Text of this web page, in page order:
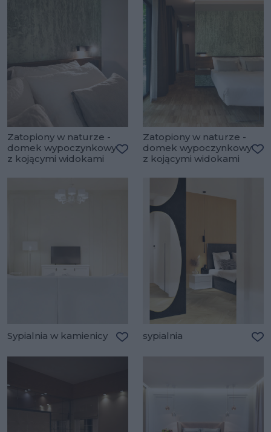
Zatopiony w naturze -
domek wypoczynkowy
z kojącymi widokami
Dodaj do ulubionych
Zatopiony w naturze -
domek wypoczynkowy
z kojącymi widokami
Sypialnia w kamienicy sypialnia